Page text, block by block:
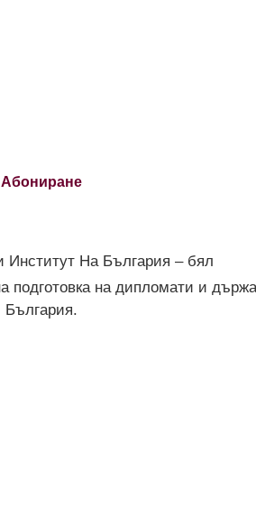
Абониране
на дипломати и
България.